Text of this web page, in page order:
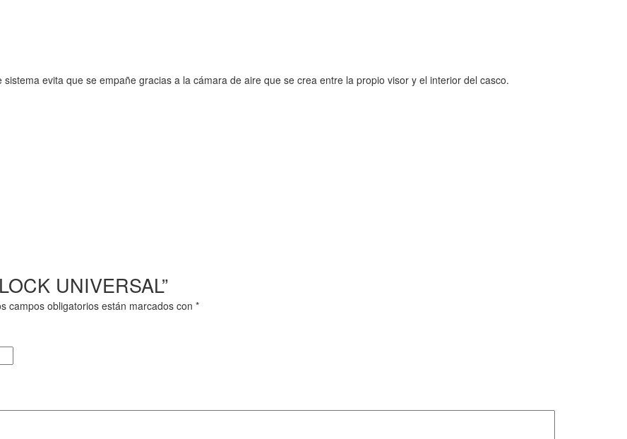
evita que se empañe gracias a la cámara de aire que se crea entre la propio visor y el interior del casco.
UNIVERSAL”
campos obligatorios están marcados con *